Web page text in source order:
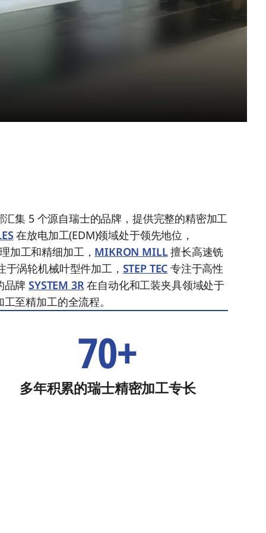
集 5 个源自瑞士的品牌，提供完整的精密加工
在放电加工(EDM)领域处于领先地位，
加工和精细加工， MIKRON MILL擅长高速铣
于涡轮机械叶型件加工， STEP TEC 专注于高性
品牌SYSTEM 3R在自动化和工装夹具领域处于
至精加工的全流程。
70+
多年积累的瑞士精密加工专长